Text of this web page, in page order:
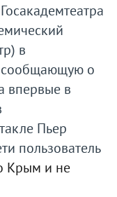
в
сообщающую о
впервые в
Пьер
пользователь
Крым и не